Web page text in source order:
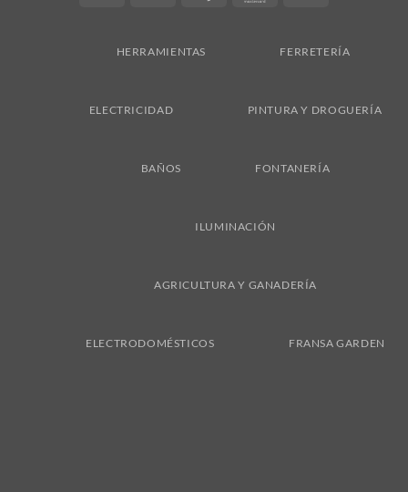
HERRAMIENTAS FERRETERÍA
ELECTRICIDAD PINTURA Y DROGUERÍA
BAÑOS FONTANERÍA
ILUMINACIÓN
AGRICULTURA Y GANADERÍA
ELECTRODOMÉSTICOS FRANSA GARDEN